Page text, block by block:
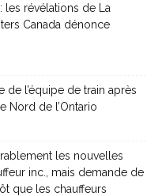
les révélations de La
Canada dénonce
de l’équipe de train après
Nord de l’Ontario
les nouvelles
inc., mais demande de
que les chauffeurs